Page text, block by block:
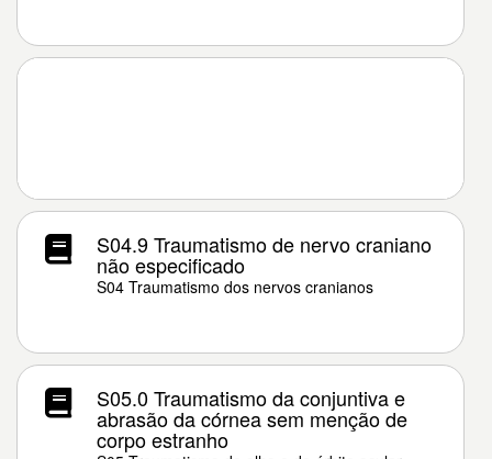
S04.9 Traumatismo de nervo craniano
não especificado
S04 Traumatismo dos nervos cranianos
S05.0 Traumatismo da conjuntiva e
abrasão da córnea sem menção de
corpo estranho